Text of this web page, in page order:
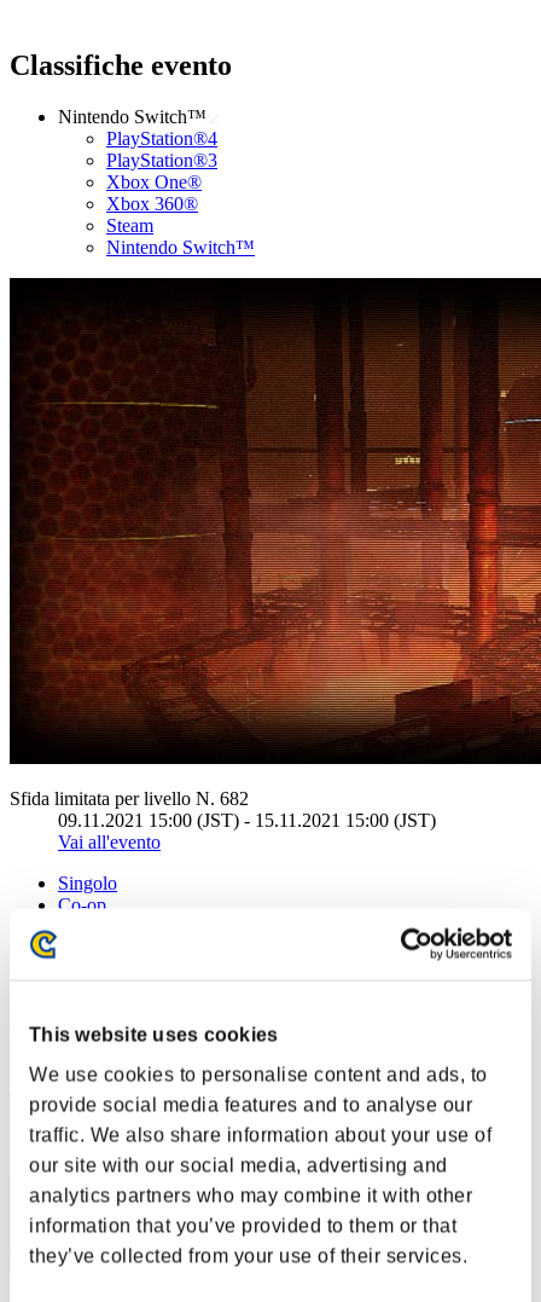
This website uses cookies
We use cookies to personalise content and ads, to
provide social media features and to analyse our
traffic. We also share information about your use of
our site with our social media, advertising and
analytics partners who may combine it with other
information that you’ve provided to them or that
they’ve collected from your use of their services.
Classifiche evento
Nintendo Switch™
PlayStation®4
PlayStation®3
Xbox One®
Xbox 360®
Steam
Nintendo Switch™
Sfida limitata per livello N. 682
09.11.2021 15:00 (JST) - 15.11.2021 15:00 (JST)
Vai all'evento
Singolo
Co-op
(Le classifiche sono aggiornate ogni 6 ore)
Posizione